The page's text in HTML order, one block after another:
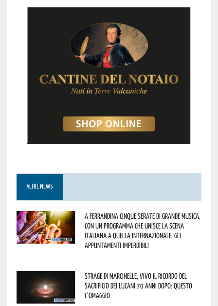
ALTRE NEWS
A Ferrandina cinque serate di grande musica,
con un programma che unisce la scena
italiana a quella internazionale. Gli
appuntamenti imperdibili
Strage di Marcinelle, vivo il ricordo del
sacrificio dei lucani 70 anni dopo: questo
l’omaggio